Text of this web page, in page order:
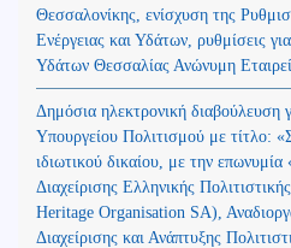
Θεσσαλονίκης, ενίσχυση της
Ενέργειας και Υδάτων, ρυθμίσεις
Υδάτων Θεσσαλίας Ανώνυμη
Δημόσια ηλεκτρονική διαβούλευση
Υπουργείου Πολιτισμού με τίτλο:
ιδιωτικού δικαίου, με την
Διαχείρισης Ελληνικής
Heritage Organisation SA),
Διαχείρισης και Ανάπτυξης